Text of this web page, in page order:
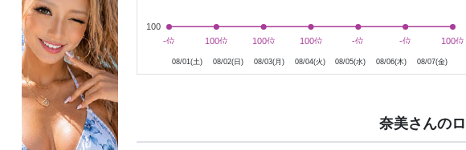
8月2日 8月3日 8月4日 8月5日 8月6日 8月7日
100
-位
-位 100位
100位 100位
100位 100位
100位 -位
-位 -位
-位 100位
100位
08/01(土) 08/02(日) 08/03(月) 08/04(火) 08/05(水) 08/06(木) 08/07(金)
奈美さんの